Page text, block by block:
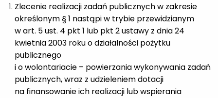
Zlecenie realizacji zadań publicznych w zakresie
określonym § 1 nastąpi w trybie przewidzianym
w art. 5 ust. 4 pkt 1 lub pkt 2 ustawy z dnia 24
kwietnia 2003 roku o działalności pożytku
publicznego
i o wolontariacie – powierzania wykonywania zadań
publicznych, wraz z udzieleniem dotacji
na finansowanie ich realizacji lub wspierania